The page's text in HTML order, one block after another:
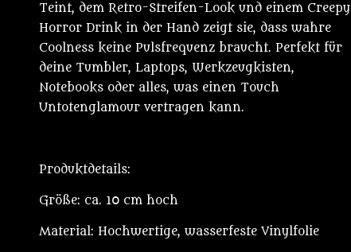
Teint, dem Retro-Streifen-Look und einem Creepy
Horror Drink in der Hand zeigt sie, dass wahre
Coolness keine Pulsfrequenz braucht. Perfekt für
deine Tumbler, Laptops, Werkzeugkisten,
Notebooks oder alles, was einen Touch
Untotenglamour vertragen kann.
Produktdetails:
Größe: ca. 10 cm hoch
Material: Hochwertige, wasserfeste Vinylfolie